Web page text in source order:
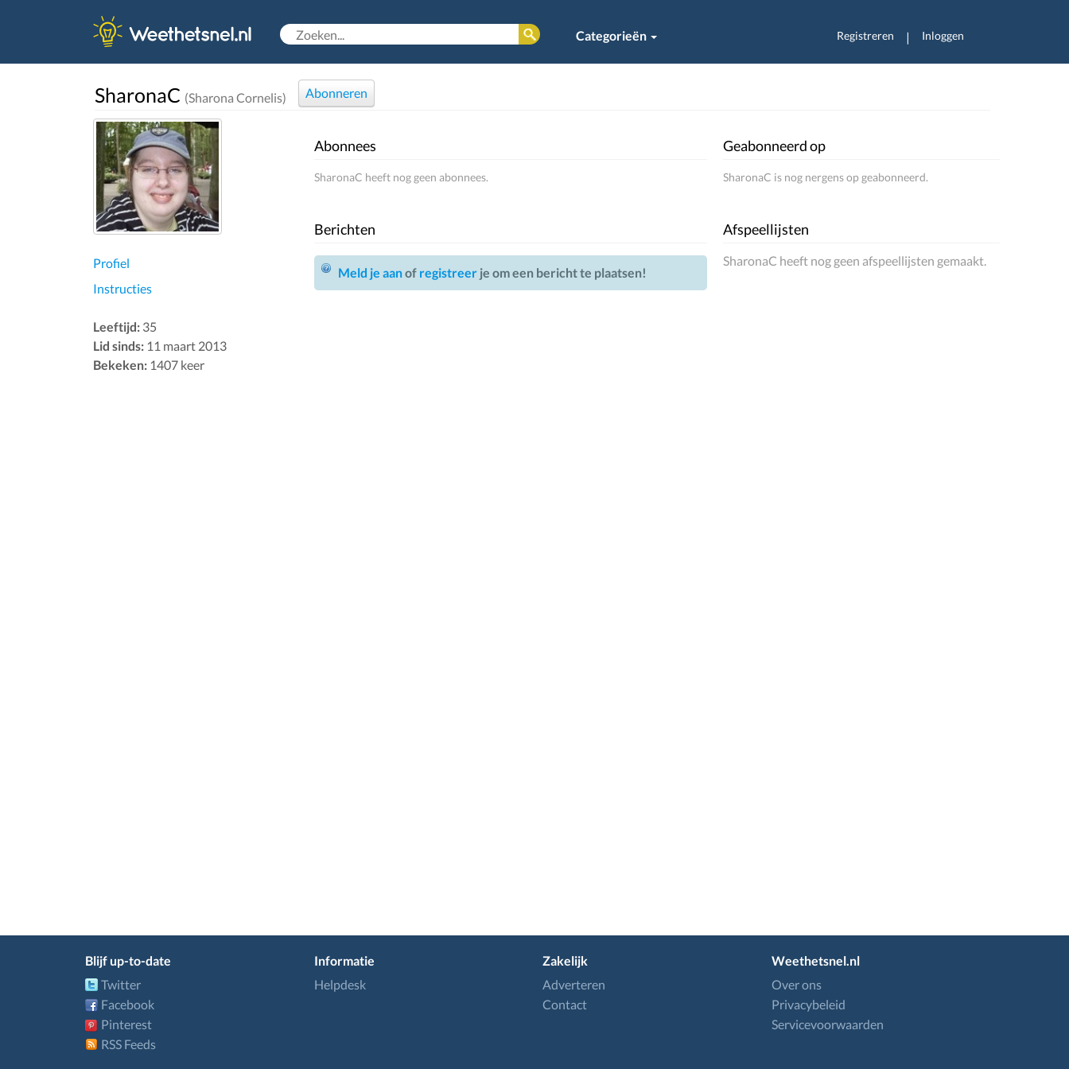
Categorieën Registreren | Inloggen
SharonaC (Sharona Cornelis) Abonneren
Profiel
Instructies
Leeftijd: 35
Lid sinds: 11 maart 2013
Bekeken: 1407 keer
Abonnees
SharonaC heeft nog geen abonnees.
Berichten
Meld je aanof registreerje om een bericht te plaatsen!
Geabonneerd op
SharonaC is nog nergens op geabonneerd.
Afspeellijsten
SharonaC heeft nog geen afspeellijsten gemaakt.
Blijf up-to-date
Twitter
Facebook
Pinterest
RSS Feeds
Informatie
Helpdesk
Zakelijk
Adverteren
Contact
Weethetsnel.nl
Over ons
Privacybeleid
Servicevoorwaarden